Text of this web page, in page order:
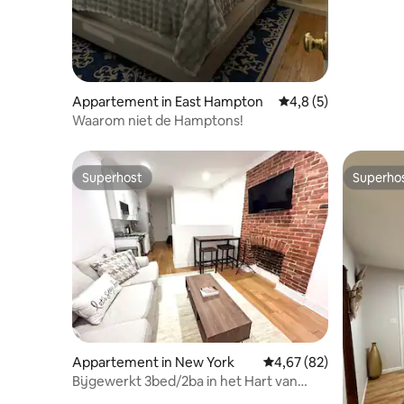
Appartement in East Hampton Gemiddelde
4,8 (5)
Waarom niet de Hamptons!
Superhost
Superhost
Appartement in New York Gemiddelde
4,67 (82)
Bijgewerkt 3bed/2ba in het Hart van